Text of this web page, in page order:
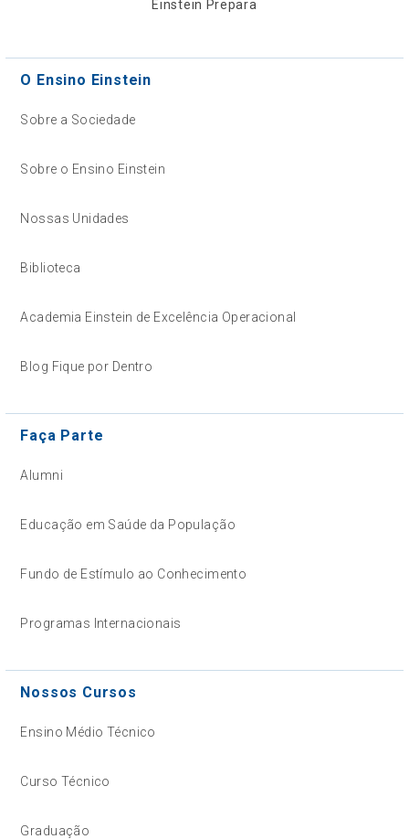
Einstein Prepara
O Ensino Einstein
Sobre a Sociedade
Sobre o Ensino Einstein
Nossas Unidades
Biblioteca
Academia Einstein de Excelência Operacional
Blog Fique por Dentro
Faça Parte
Alumni
Educação em Saúde da População
Fundo de Estímulo ao Conhecimento
Programas Internacionais
Nossos Cursos
Ensino Médio Técnico
Curso Técnico
Graduação